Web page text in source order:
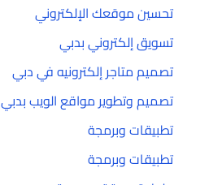
تحسين موقعك الإلكتروني
تسويق إلكتروني بدبي
تصميم متاجر إلكترونيه في دبي
تصميم وتطوير مواقع الويب بدبي
تطبيقات وبرمجة
تطبيقات وبرمجة